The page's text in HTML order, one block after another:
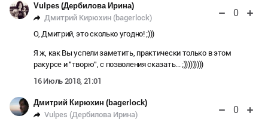
Vulpes (Дербилова Ирина)
Дмитрий Кирюхин (bagerlock)
0
О, Дмитрий, это сколько угодно! ;)))
Я ж, как Вы успели заметить, практически только в этом
ракурсе и "творю", с позволения сказать... ;)))))))))
16 Июль 2018, 21:01
Дмитрий Кирюхин (bagerlock)
Vulpes (Дербилова Ирина)
0